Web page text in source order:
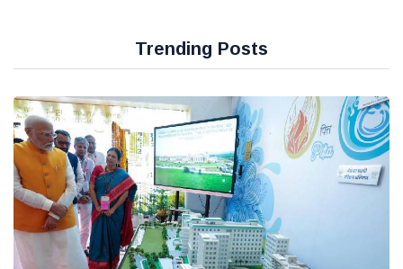
Trending Posts